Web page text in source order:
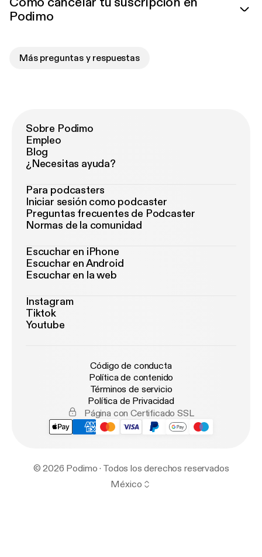
Podimo
Más preguntas y respuestas
Sobre Podimo
Empleo
Blog
¿Necesitas ayuda?
Para podcasters
Iniciar sesión como podcaster
Preguntas frecuentes de Podcaster
Normas de la comunidad
Escuchar en iPhone
Escuchar en Android
Escuchar en la web
Instagram
Tiktok
Youtube
Código de conducta
Política de contenido
Términos de servicio
Política de Privacidad
Página con Certificado SSL
© 2026 Podimo · Todos los derechos reservados
México